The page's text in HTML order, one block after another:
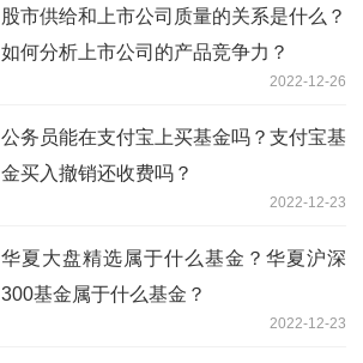
股市供给和上市公司质量的关系是什么？
如何分析上市公司的产品竞争力？
2022-12-26
公务员能在支付宝上买基金吗？支付宝基
金买入撤销还收费吗？
2022-12-23
华夏大盘精选属于什么基金？华夏沪深
300基金属于什么基金？
2022-12-23